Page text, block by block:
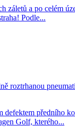
záletů a po celém
Podle...
roztrhanou
defektem předního
Golf, kterého...